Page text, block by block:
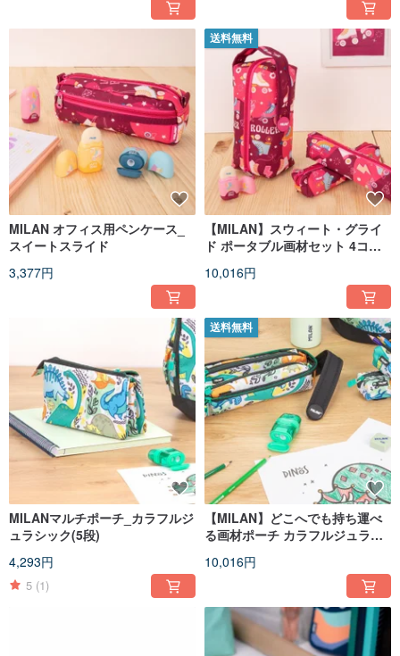
MILAN オフィス用ペンケース_
スイートスライド
3,377円
送料無料
【MILAN】スウィート・グライ
ド ポータブル画材セット 4コン
マス ギフト
10,016円
MILANマルチポーチ_カラフルジ
ュラシック(5段)
4,293円
5 (1)
送料無料
【MILAN】どこへでも持ち運べ
る画材ポーチ カラフルジュラシ
スマス ギフト
10,016円